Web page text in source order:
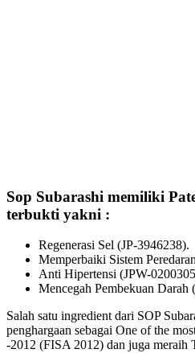
Sop Subarashi memiliki
terbukti yakni :
Regenerasi Sel (JP-3946238).
Memperbaiki Sistem
Anti Hipertensi (JPW-
Mencegah Pembekuan Darah
Salah satu ingredient dari SOP
penghargaan sebagai One of the
-2012 (FISA 2012) dan juga meraih